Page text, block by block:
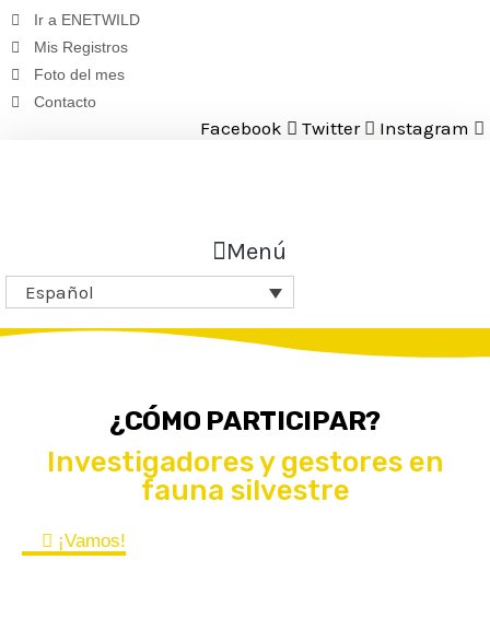
Saltar
al
contenido
Ir a ENETWILD
Mis Registros
Foto del mes
Contacto
Facebook Twitter Instagram
Menú
Español
¿CÓMO PARTICIPAR?
Investigadores y gestores en
fauna silvestre
¡Vamos!